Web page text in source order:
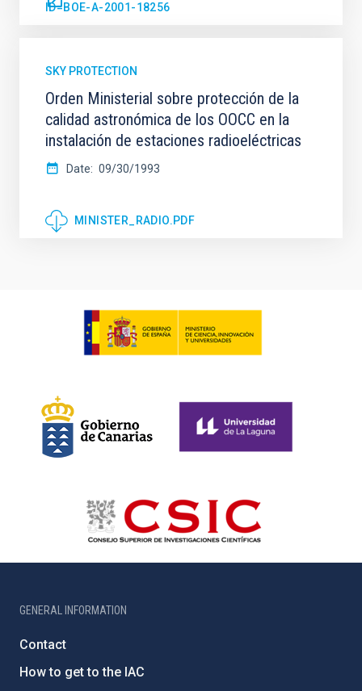
ID=BOE-A-2001-18256
SKY PROTECTION
Orden Ministerial sobre protección de la
calidad astronómica de los OOCC en la
instalación de estaciones radioeléctricas
Date 09/30/1993
MINISTER_RADIO.PDF
GENERAL INFORMATION
Contact
How to get to the IAC